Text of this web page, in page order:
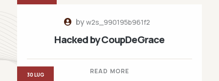
byw2s_990195b961f2
Hacked by CoupDeGrace
READ MORE
30 LUG